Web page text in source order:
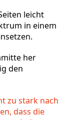
leicht
in einem
her
den
zu stark nach
dass die